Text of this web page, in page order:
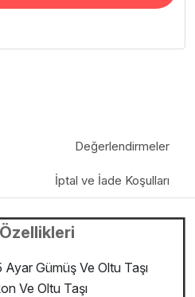
Değerlendirmeler
İptal ve İade Koşulları
Ayar Gümüş Ve Oltu Taşı
Ve Oltu Taşı